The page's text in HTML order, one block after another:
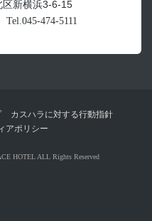
区新横浜3-6-15
Tel.045-474-5111
カスハラに対する行動指針
アポリシー
HOTEL ALL Rights Reserved